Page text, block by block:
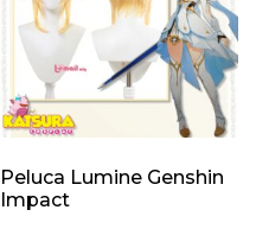
Peluca Lumine Genshin
Impact